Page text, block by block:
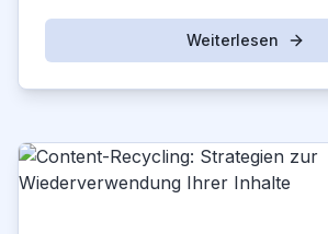
Weiterlesen